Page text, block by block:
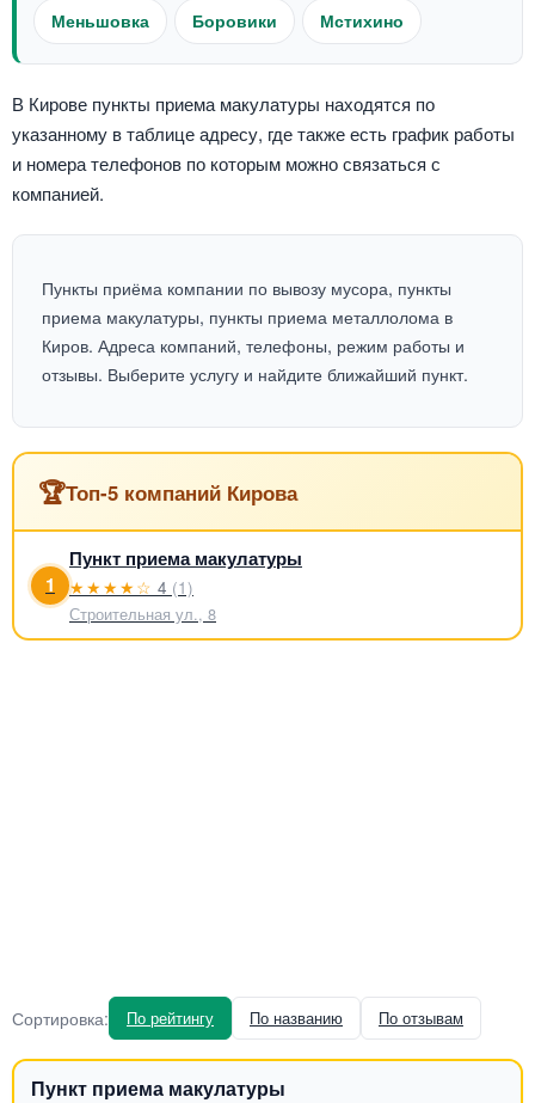
Меньшовка Боровики Мстихино
В Кирове пункты приема макулатуры находятся по
указанному в таблице адресу, где также есть график работы
и номера телефонов по которым можно связаться с
компанией.
Пункты приёма компании по вывозу мусора, пункты
приема макулатуры, пункты приема металлолома в
Киров. Адреса компаний, телефоны, режим работы и
отзывы. Выберите услугу и найдите ближайший пункт.
🏆Топ-5 компаний Кирова
1
Пункт приема макулатуры
★★★★☆ 4 (1)
Строительная ул., 8
Сортировка: По рейтингу По названию По отзывам
Пункт приема макулатуры